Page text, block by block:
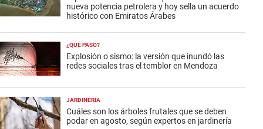
nueva potencia petrolera y hoy sella un acuerdo
histórico con Emiratos Árabes
¿QUÉ PASÓ?
Explosión o sismo: la versión que inundó las
redes sociales tras el temblor en Mendoza
JARDINERÍA
Cuáles son los árboles frutales que se deben
podar en agosto, según expertos en jardinería